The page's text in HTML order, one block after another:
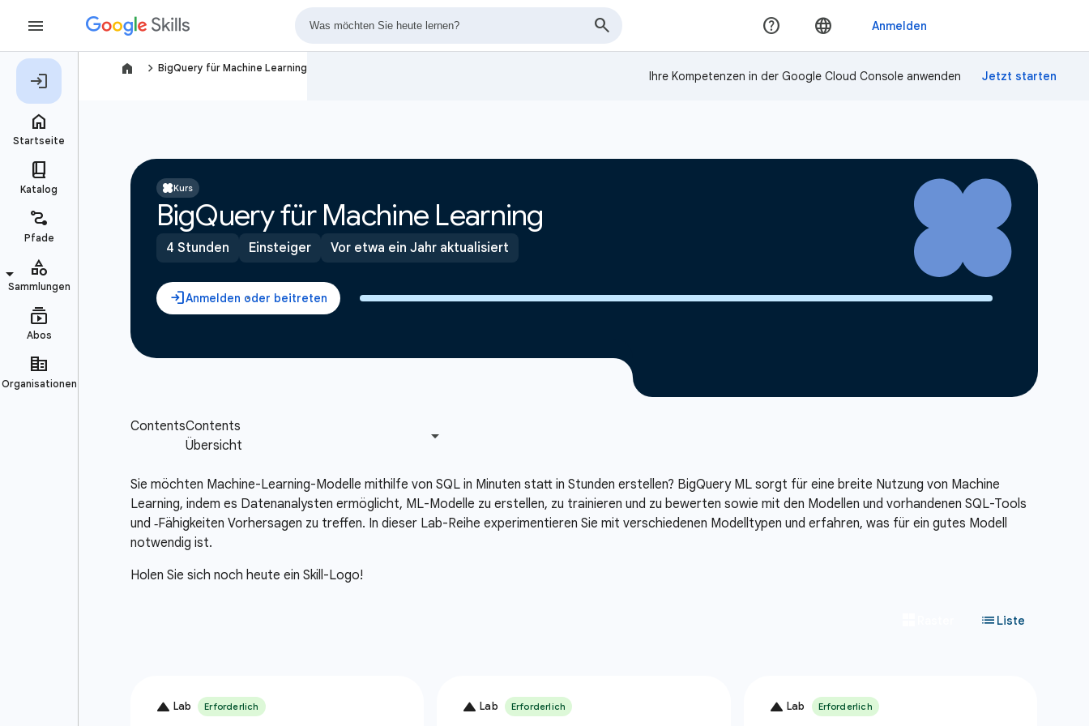
navigate_next BigQuery für Machine Learning
Ihre Kompetenzen in der Google Cloud Console anwenden
Kurs
BigQuery für Machine Learning
4 Stunden Einsteiger Vor etwa ein Jahr aktualisiert
Sie möchten Machine-Learning-Modelle mithilfe von SQL in Minuten statt in Stunden erstellen? BigQuery ML sorgt für eine breite Nutzung von Machine
Learning, indem es Datenanalysten ermöglicht, ML-Modelle zu erstellen, zu trainieren und zu bewerten sowie mit den Modellen und vorhandenen SQL-Tools
und ‑Fähigkeiten Vorhersagen zu treffen. In dieser Lab-Reihe experimentieren Sie mit verschiedenen Modelltypen und erfahren, was für ein gutes Modell
notwendig ist.
Holen Sie sich noch heute ein Skill-Logo!